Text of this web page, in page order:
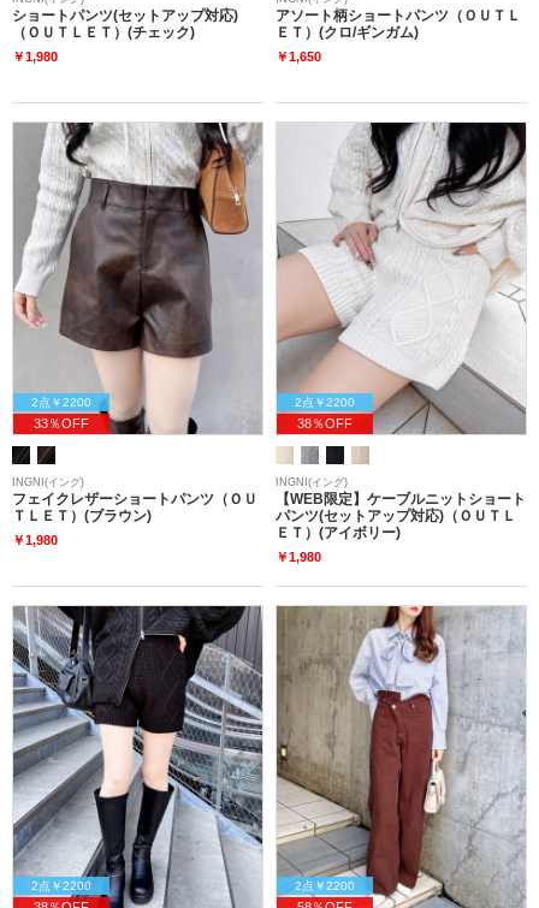
ショートパンツ(セットアップ対応)
（ＯＵＴＬＥＴ）(チェック)
￥1,980
アソート柄ショートパンツ（ＯＵＴＬ
ＥＴ）(クロ/ギンガム)
￥1,650
2点￥2200
33％OFF
INGNI(イング)
フェイクレザーショートパンツ（ＯＵ
ＴＬＥＴ）(ブラウン)
￥1,980
2点￥2200
38％OFF
INGNI(イング)
【WEB限定】ケーブルニットショート
パンツ(セットアップ対応)（ＯＵＴＬ
ＥＴ）(アイボリー)
￥1,980
2点￥2200 2点￥2200